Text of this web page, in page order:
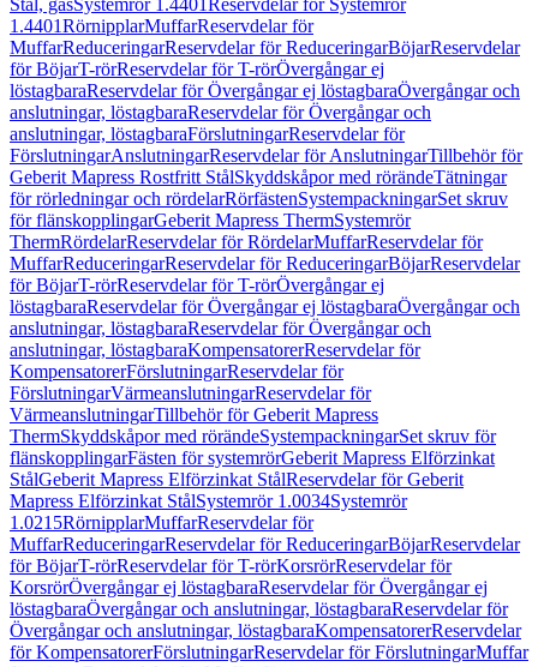
Stål, gasSystemrör 1.4401Reservdelar för Systemrör
1.4401RörnipplarMuffarReservdelar för
MuffarReduceringarReservdelar för ReduceringarBöjarReservdelar
för BöjarT-rörReservdelar för T-rörÖvergångar ej
löstagbaraReservdelar för Övergångar ej löstagbaraÖvergångar och
anslutningar, löstagbaraReservdelar för Övergångar och
anslutningar, löstagbaraFörslutningarReservdelar för
FörslutningarAnslutningarReservdelar för AnslutningarTillbehör för
Geberit Mapress Rostfritt StålSkyddskåpor med rörändeTätningar
för rörledningar och rördelarRörfästenSystempackningarSet skruv
för flänskopplingarGeberit Mapress ThermSystemrör
ThermRördelarReservdelar för RördelarMuffarReservdelar för
MuffarReduceringarReservdelar för ReduceringarBöjarReservdelar
för BöjarT-rörReservdelar för T-rörÖvergångar ej
löstagbaraReservdelar för Övergångar ej löstagbaraÖvergångar och
anslutningar, löstagbaraReservdelar för Övergångar och
anslutningar, löstagbaraKompensatorerReservdelar för
KompensatorerFörslutningarReservdelar för
FörslutningarVärmeanslutningarReservdelar för
VärmeanslutningarTillbehör för Geberit Mapress
ThermSkyddskåpor med rörändeSystempackningarSet skruv för
flänskopplingarFästen för systemrörGeberit Mapress Elförzinkat
StålGeberit Mapress Elförzinkat StålReservdelar för Geberit
Mapress Elförzinkat StålSystemrör 1.0034Systemrör
1.0215RörnipplarMuffarReservdelar för
MuffarReduceringarReservdelar för ReduceringarBöjarReservdelar
för BöjarT-rörReservdelar för T-rörKorsrörReservdelar för
KorsrörÖvergångar ej löstagbaraReservdelar för Övergångar ej
löstagbaraÖvergångar och anslutningar, löstagbaraReservdelar för
Övergångar och anslutningar, löstagbaraKompensatorerReservdelar
för KompensatorerFörslutningarReservdelar för FörslutningarMuffar